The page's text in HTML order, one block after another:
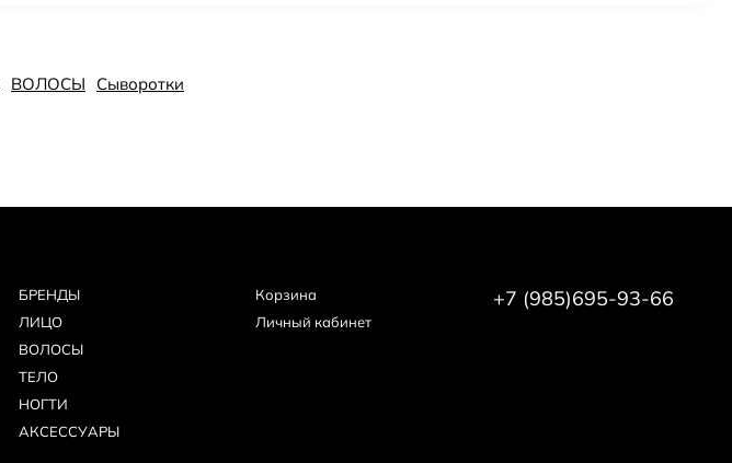
ВОЛОСЫ Сыворотки
БPEНДЫ
ЛИЦО
ВОЛОСЫ
ТЕЛО
НОГТИ
АКСЕССУАРЫ
Корзина
Личный кабинет
+7 (985)695-93-66